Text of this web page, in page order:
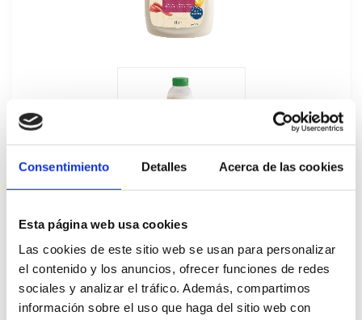
Consentimiento Detalles Acerca de las cookies
Esta página web usa cookies
Las cookies de este sitio web se usan para personalizar
el contenido y los anuncios, ofrecer funciones de redes
sociales y analizar el tráfico. Además, compartimos
información sobre el uso que haga del sitio web con
Salsa para Ensalada César Hellmanns